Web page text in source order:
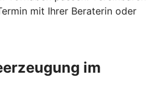
mit Ihrer Beraterin oder
im